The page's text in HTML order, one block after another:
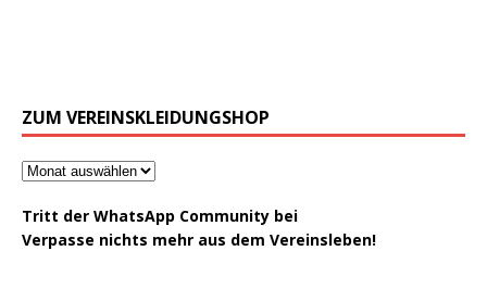
ZUM VEREINSKLEIDUNGSHOP
Tritt der WhatsApp Community bei
Verpasse nichts mehr aus dem Vereinsleben!